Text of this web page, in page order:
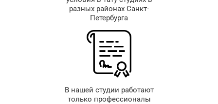
разных районах Санкт-
Петербурга
В нашей студии работают
только профессионалы